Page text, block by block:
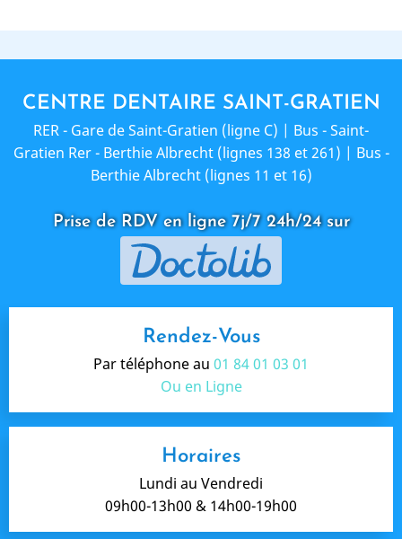
CENTRE DENTAIRE SAINT-GRATIEN
RER - Gare de Saint-Gratien (ligne C) | Bus - Saint-
Gratien Rer - Berthie Albrecht (lignes 138 et 261) | Bus -
Berthie Albrecht (lignes 11 et 16)
Prise de RDV en ligne 7j/7 24h/24 sur
Rendez-Vous
Par téléphone au 01 84 01 03 01
Ou en Ligne
Horaires
Lundi au Vendredi
09h00-13h00 & 14h00-19h00